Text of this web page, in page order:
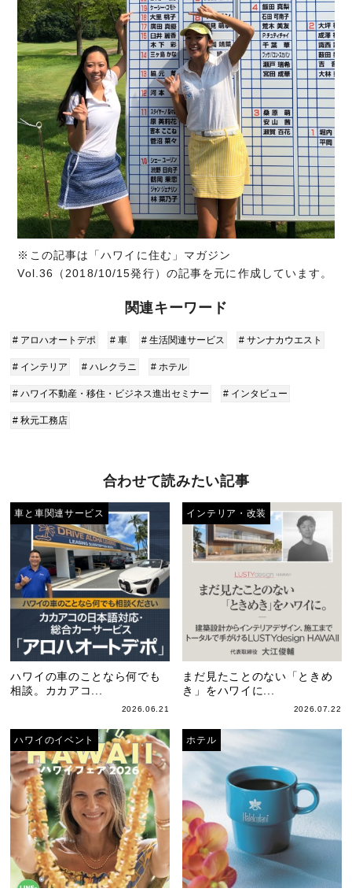
※この記事は「ハワイに住む」マガジン
Vol.36（2018/10/15発行）の記事を元に作成しています。
関連キーワード
# アロハオートデポ # 車 # 生活関連サービス # サンナカウエスト
# インテリア # ハレクラニ # ホテル
# ハワイ不動産・移住・ビジネス進出セミナー # インタビュー
# 秋元工務店
合わせて読みたい記事
車と車関連サービス
ハワイの車のことなら何でも
相談。カカアコ...
2026.06.21
インテリア・改装
まだ見たことのない「ときめ
き」をハワイに...
2026.07.22
ハワイのイベント ホテル